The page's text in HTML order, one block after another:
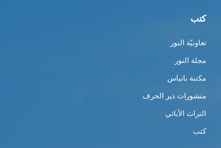
كتب
تعاونيّة النور
مجلة النور
مكتبة بانياس
منشورات دير الحرف
التراث الأبائي
كتب